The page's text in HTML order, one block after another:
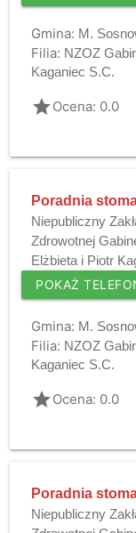
Gmina: M.
Filia: NZOZ
Kaganiec S.C.
gradeOcena: 0.0
Poradnia
Niepubliczny
Zdrowotnej
Elżbieta i Piotr
POKAŻ
Gmina: M.
Filia: NZOZ
Kaganiec S.C.
gradeOcena: 0.0
Poradnia
Niepubliczny